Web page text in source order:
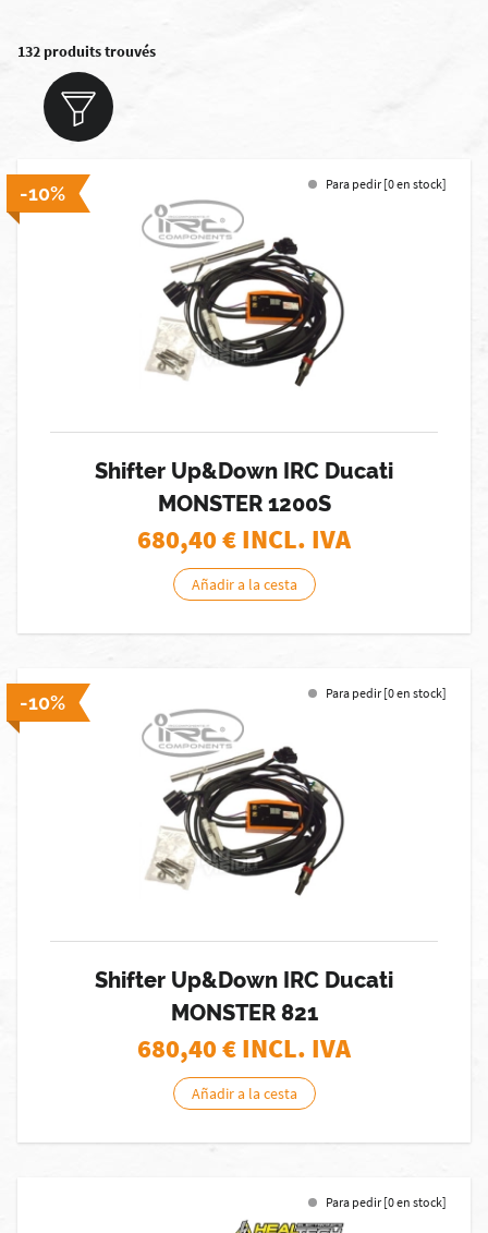
132 produits trouvés
-10% Para pedir [0 en stock]
Shifter Up&Down IRC Ducati
MONSTER 1200S
680,40€ INCL. IVA
Añadir a la cesta
-10% Para pedir [0 en stock]
Shifter Up&Down IRC Ducati
MONSTER 821
680,40€ INCL. IVA
Añadir a la cesta
Para pedir [0 en stock]